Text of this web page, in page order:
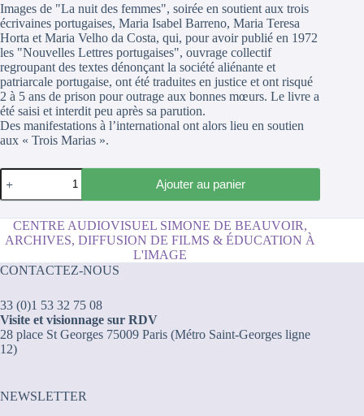
Images de "La nuit des femmes", soirée en soutient aux trois
écrivaines portugaises, Maria Isabel Barreno, Maria Teresa
Horta et Maria Velho da Costa, qui, pour avoir publié en 1972
les "Nouvelles Lettres portugaises", ouvrage collectif
regroupant des textes dénonçant la société aliénante et
patriarcale portugaise, ont été traduites en justice et ont risqué
2 à 5 ans de prison pour outrage aux bonnes mœurs. Le livre a
été saisi et interdit peu après sa parution.
Des manifestations à l’international ont alors lieu en soutien
aux « Trois Marias ».
quantité
de
Les
portugaises
ou
trois
Ajouter au panier
CENTRE AUDIOVISUEL SIMONE DE BEAUVOIR,
ARCHIVES, DIFFUSION DE FILMS & ÉDUCATION À
L'IMAGE
CONTACTEZ-NOUS
33 (0)1 53 32 75 08
Visite et visionnage sur RDV
28 place St Georges 75009 Paris (Métro Saint-Georges ligne
12)
NEWSLETTER